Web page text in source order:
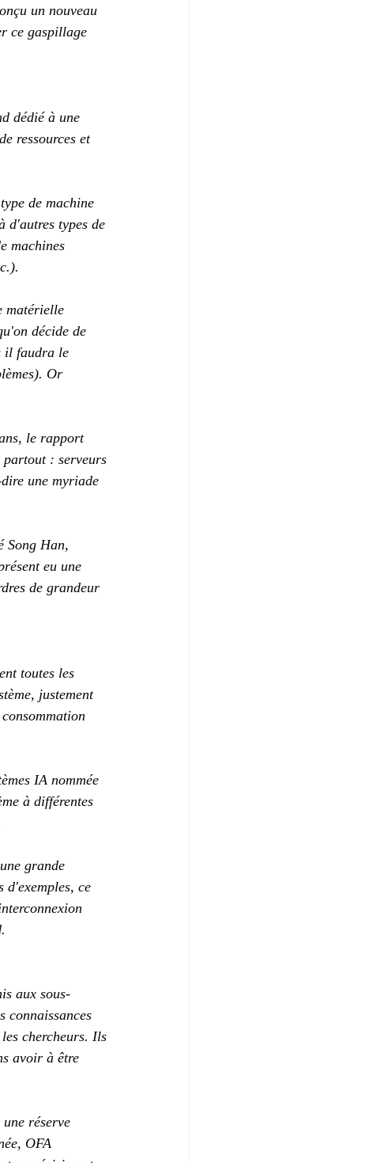
un nouveau
ce gaspillage
dédié à une
ressources et
de machine
d'autres types de
machines
matérielle
décide de
il faudra le
Or
le rapport
: serveurs
une myriade
Song Han,
eu une
de grandeur
toutes les
justement
IA nommée
à différentes
grande
d'exemples, ce
aux sous-
connaissances
chercheurs. Ils
avoir à être
réserve
OFA